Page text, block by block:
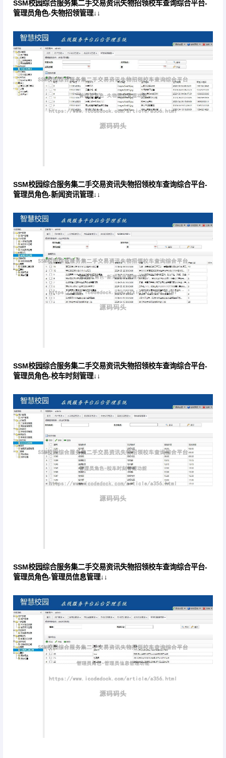
SSM校园综合服务集二手交易资讯失物招领校车查询综合平台-
管理员角色-失物招领管理↓↓
SSM校园综合服务集二手交易资讯失物招领校车查询综合平台-
管理员角色-新闻资讯管理↓↓
SSM校园综合服务集二手交易资讯失物招领校车查询综合平台-
管理员角色-校车时刻管理↓↓
SSM校园综合服务集二手交易资讯失物招领校车查询综合平台-
管理员角色-管理员信息管理↓↓